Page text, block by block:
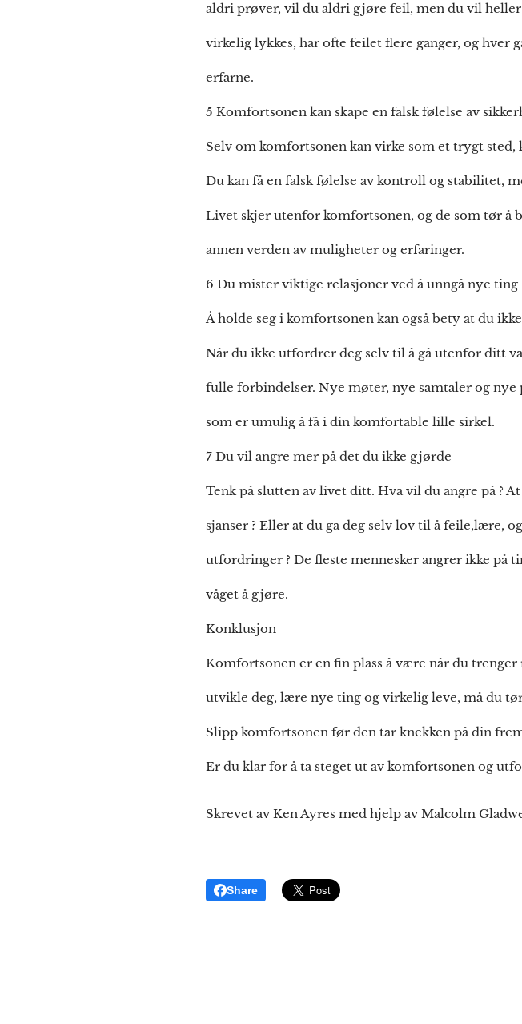
aldri prøver, vil du aldri gjøre feil, men du vil
virkelig lykkes, har ofte feilet flere ganger, og hver
erfarne.
5 Komfortsonen kan skape en falsk følelse av
Selv om komfortsonen kan virke som et trygt
Du kan få en falsk følelse av kontroll og stabilitet,
Livet skjer utenfor komfortsonen, og de som tør å
annen verden av muligheter og erfaringer.
6 Du mister viktige relasjoner ved å unngå nye ting
Å holde seg i komfortsonen kan også bety at du
Når du ikke utfordrer deg selv til å gå utenfor ditt
fulle forbindelser. Nye møter, nye samtaler og
som er umulig å få i din komfortable lille sirkel.
7 Du vil angre mer på det du ikke gjørde
Tenk på slutten av livet ditt. Hva vil du angre på ?
sjanser ? Eller at du ga deg selv lov til å feile,lære,
utfordringer ? De fleste mennesker angrer ikke på
våget å gjøre.
Konklusjon
Komfortsonen er en fin plass å være når du
utvikle deg, lære nye ting og virkelig leve, må du
Slipp komfortsonen før den tar knekken på din
Er du klar for å ta steget ut av komfortsonen og
Skrevet av Ken Ayres med hjelp av Malcolm
Share